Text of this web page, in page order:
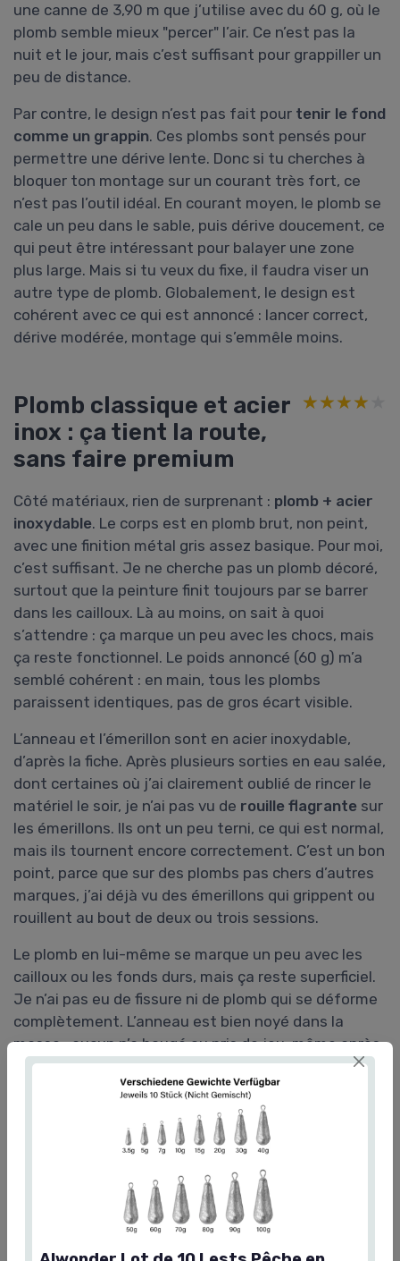
une canne de 3,90 m que j’utilise avec du 60 g, où le
plomb semble mieux "percer" l’air. Ce n’est pas la
nuit et le jour, mais c’est suffisant pour grappiller un
peu de distance.
Par contre, le design n’est pas fait pour tenir le fond
comme un grappin. Ces plombs sont pensés pour
permettre une dérive lente. Donc si tu cherches à
bloquer ton montage sur un courant très fort, ce
n’est pas l’outil idéal. En courant moyen, le plomb se
cale un peu dans le sable, puis dérive doucement, ce
qui peut être intéressant pour balayer une zone
plus large. Mais si tu veux du fixe, il faudra viser un
autre type de plomb. Globalement, le design est
cohérent avec ce qui est annoncé : lancer correct,
dérive modérée, montage qui s’emmêle moins.
Plomb classique et acier
inox : ça tient la route,
sans faire premium
★★★★★
★★★★★
Côté matériaux, rien de surprenant : plomb + acier
inoxydable. Le corps est en plomb brut, non peint,
avec une finition métal gris assez basique. Pour moi,
c’est suffisant. Je ne cherche pas un plomb décoré,
surtout que la peinture finit toujours par se barrer
dans les cailloux. Là au moins, on sait à quoi
s’attendre : ça marque un peu avec les chocs, mais
ça reste fonctionnel. Le poids annoncé (60 g) m’a
semblé cohérent : en main, tous les plombs
paraissent identiques, pas de gros écart visible.
L’anneau et l’émerillon sont en acier inoxydable,
d’après la fiche. Après plusieurs sorties en eau salée,
dont certaines où j’ai clairement oublié de rincer le
matériel le soir, je n’ai pas vu de rouille flagrante sur
les émerillons. Ils ont un peu terni, ce qui est normal,
mais ils tournent encore correctement. C’est un bon
point, parce que sur des plombs pas chers d’autres
marques, j’ai déjà vu des émerillons qui grippent ou
rouillent au bout de deux ou trois sessions.
Le plomb en lui-même se marque un peu avec les
cailloux ou les fonds durs, mais ça reste superficiel.
Je n’ai pas eu de fissure ni de plomb qui se déforme
complètement. L’anneau est bien noyé dans la
masse : aucun n’a bougé ou pris de jeu, même après
des lancers appuyés avec un bon freinage au doigt.
C’était une crainte que j’avais en voyant le prix, mais
de ce côté-là, c’est rassurant.
Après, on reste sur du plomb brut , donc ce n’est ni
écologique ni moderne. Si tu cherches des
alternatives sans plomb, ce produit ne sera pas pour
toi. Là, on est sur du classique qui fait le job à petit
prix, sans innovation particulière. Mais pour un